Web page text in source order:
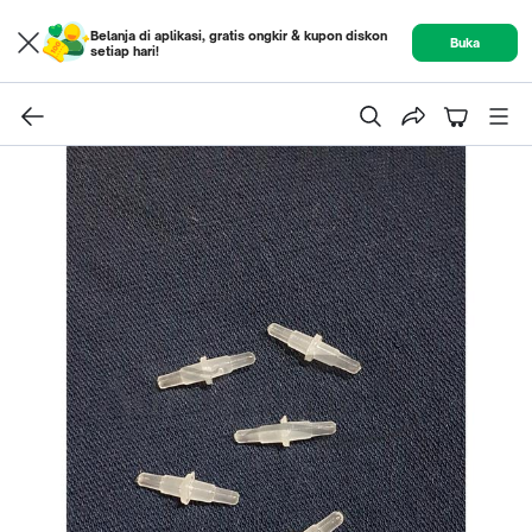
Belanja di aplikasi, gratis ongkir & kupon diskon
setiap hari!
Buka